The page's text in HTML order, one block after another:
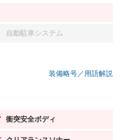
自動駐車システム
：装備なし
装備略号／用語解説
衝突安全ボディ
：装備あり